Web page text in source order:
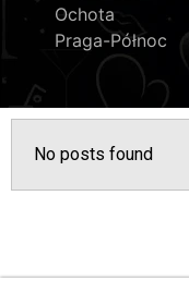
Ochota
Praga-Północ
No posts found